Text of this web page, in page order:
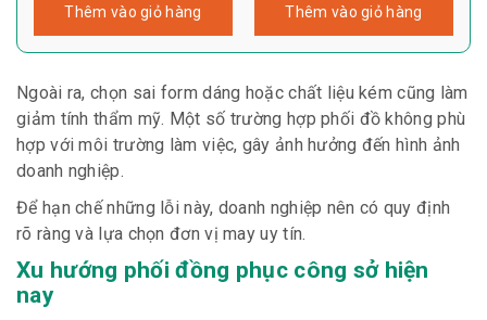
Thêm vào giỏ hàng Thêm vào giỏ hàng
Ngoài ra, chọn sai form dáng hoặc chất liệu kém cũng làm
giảm tính thẩm mỹ. Một số trường hợp phối đồ không phù
hợp với môi trường làm việc, gây ảnh hưởng đến hình ảnh
doanh nghiệp.
Để hạn chế những lỗi này, doanh nghiệp nên có quy định
rõ ràng và lựa chọn đơn vị may uy tín.
Xu hướng phối đồng phục công sở hiện
nay